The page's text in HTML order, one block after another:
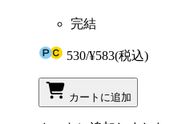
完結
530/¥583(税込)
カートに追加